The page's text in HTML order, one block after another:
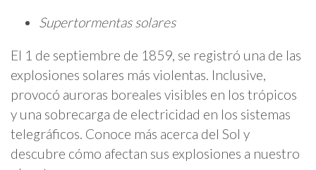
Supertormentas solares
El 1 de septiembre de 1859, se registró una de las
explosiones solares más violentas. Inclusive,
provocó auroras boreales visibles en los trópicos
y una sobrecarga de electricidad en los sistemas
telegráficos. Conoce más acerca del Sol y
descubre cómo afectan sus explosiones a nuestro